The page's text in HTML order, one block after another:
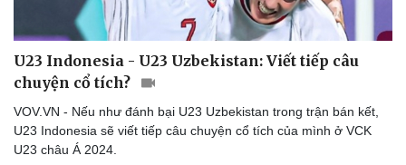
Thế giới thể thao
Tư vấn
U23 Indonesia - U23 Uzbekistan: Viết tiếp câu
chuyện cổ tích?
VOV.VN - Nếu như đánh bại U23 Uzbekistan trong trận bán kết,
U23 Indonesia sẽ viết tiếp câu chuyện cổ tích của mình ở VCK
U23 châu Á 2024.